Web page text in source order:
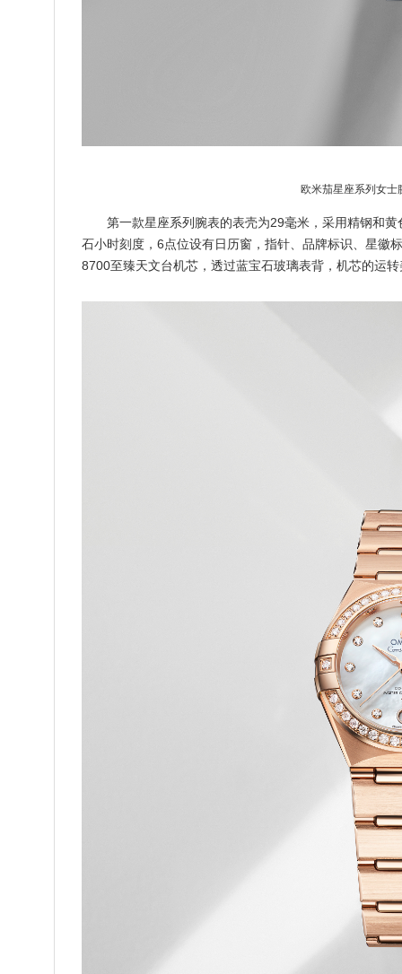
欧米茄星座系列女
第一款星座系列腕表的表壳为29毫米，采用精钢和
石小时刻度，6点位设有日历窗，指针、品牌标识、星徽
8700至臻天文台机芯，透过蓝宝石玻璃表背，机芯的运